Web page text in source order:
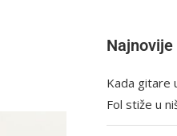
Kada gitare
Fol stiže u